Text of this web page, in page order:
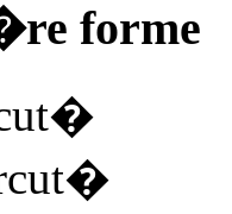
forme
�
�